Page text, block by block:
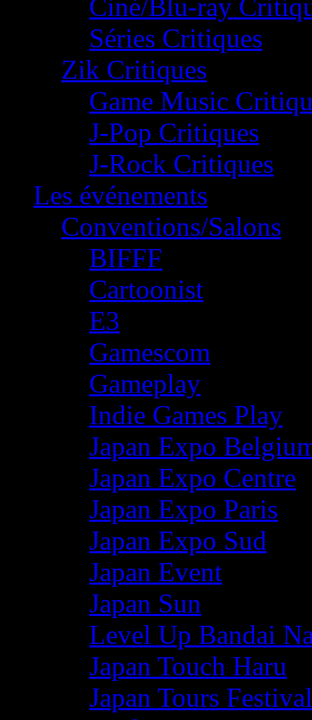
Ciné/Blu-ray
Séries Critiques
Zik Critiques
Game Music
J-Pop Critiques
J-Rock Critiques
Les événements
Conventions/Salons
BIFFF
Cartoonist
E3
Gamescom
Gameplay
Indie Games Play
Japan Expo
Japan Expo Centre
Japan Expo Paris
Japan Expo Sud
Japan Event
Japan Sun
Level Up Bandai
Japan Touch Haru
Japan Tours Festival